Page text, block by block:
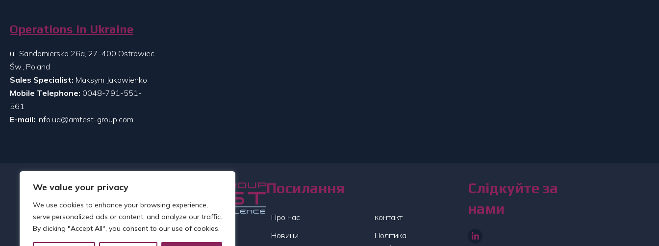
We value your privacy
We use cookies to enhance your browsing experience,
serve personalized ads or content, and analyze our traffic.
By clicking "Accept All", you consent to our use of cookies.
Operations in Ukraine
ul. Sandomierska 26a, 27-400 Ostrowiec
Św., Poland
Sales Specialist: Maksym Jakowienko
Mobile Telephone: 0048-791-551-
561
E-mail: info.ua@amtest-group.com
Посилання
Про нас
Новини
контакт
Політика
Слідкуйте за
нами